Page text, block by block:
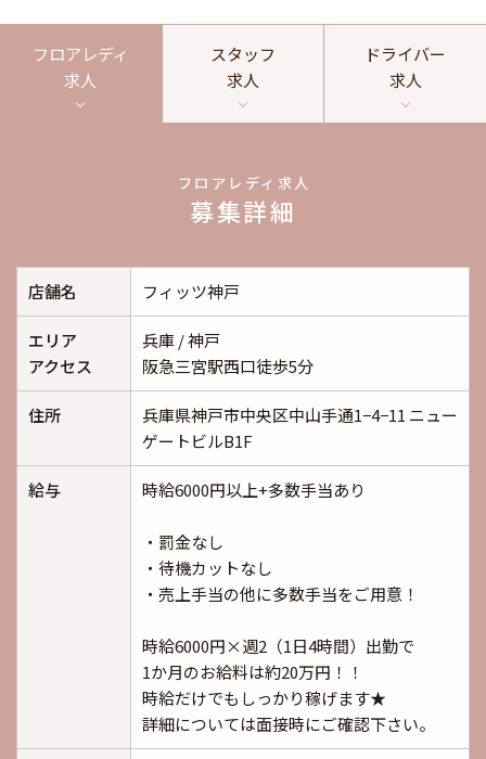
フロアレディ
求人
スタッフ
求人
ドライバー
求人
フロアレディ求人
募集詳細
店舗名 フィッツ神戸
エリア
アクセス
兵庫 / 神戸
阪急三宮駅西口徒歩5分
住所
兵庫県神戸市中央区中山手通1−4−11 ニュー
ゲートビルB1F
給与 時給6000円以上+多数手当あり
・罰金なし
・待機カットなし
・売上手当の他に多数手当をご用意！
時給6000円×週2（1日4時間）出勤で
1か月のお給料は約20万円！！
時給だけでもしっかり稼げます★
詳細については面接時にご確認下さい。